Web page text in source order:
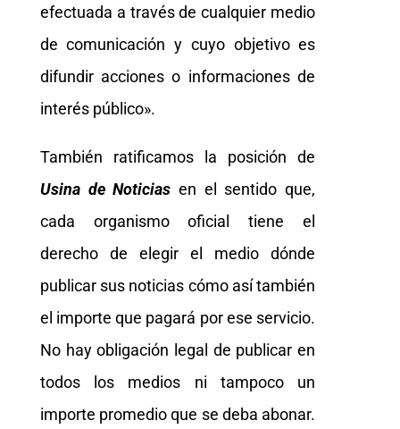
efectuada a través de cualquier medio
de comunicación y cuyo objetivo es
difundir acciones o informaciones de
interés público».
También ratificamos la posición de
Usina de Noticias en el sentido que,
cada organismo oficial tiene el
derecho de elegir el medio dónde
publicar sus noticias cómo así también
el importe que pagará por ese servicio.
No hay obligación legal de publicar en
todos los medios ni tampoco un
importe promedio que se deba abonar.